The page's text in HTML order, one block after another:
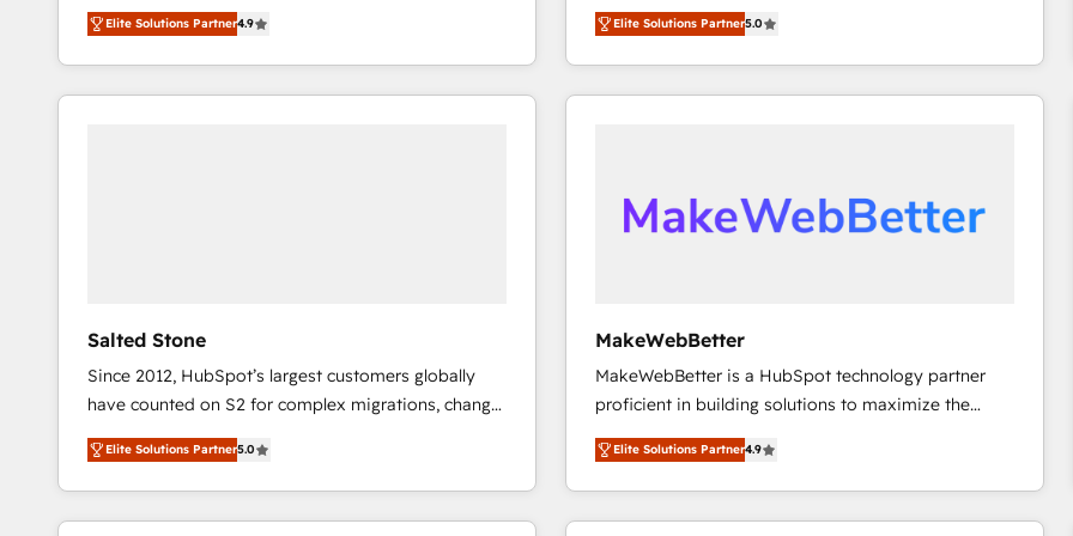
HubSpot大百科 出版 CRM・AI活用に関するご相談、現
HubSpot’s only Elite Partner with all 8 Accreditations
and a 3× Partner of the Year, New Breed turns
HubSpot into your engine for measurable, durable
growth.
North America. Avec plus de 115 experts en
marketing automation, Growth, Revops, CRM et
webdesign. Markentive is both a consulting firm, a
digital agency and an integrator. With over 115
Elite Solutions Partner4.9
growth. As a triple-accredited HubSpot Solutions
Partner, we specialize in both strategic RevOps
planning and hands-on technical execution - building
the operational foundation companies need to
we help: ✔️ Full HubSpot implementations and portal
optimization ✔️ Data migrations, CRM architecture,
based engagements and ongoing RevOps
partnerships, we guide organizations through the
revenue maturity model - delivering the right
improvements at the right time so operations
evolve strategically and sustainably as the business
grows.
Elite Solutions Partner5.0
Salted Stone
Since 2012, HubSpot’s largest customers globally
have counted on S2 for complex migrations, change
management, systems integration, and creative
solutions that deliver measurable impact and
transform brand experiences As one of the few full-
service creative agencies in the HubSpot
Elite Solutions Partner5.0
MakeWebBetter
MakeWebBetter is a HubSpot technology partner
proficient in building solutions to maximize the
operational efficiency of HubSpot. The fastest-
growing tech-enabler & facilitator, MakeWebBetter,
hands you the blend of HubSpot expertise &
eminent solutions & integrations. Trust us to
Elite Solutions Partner4.9